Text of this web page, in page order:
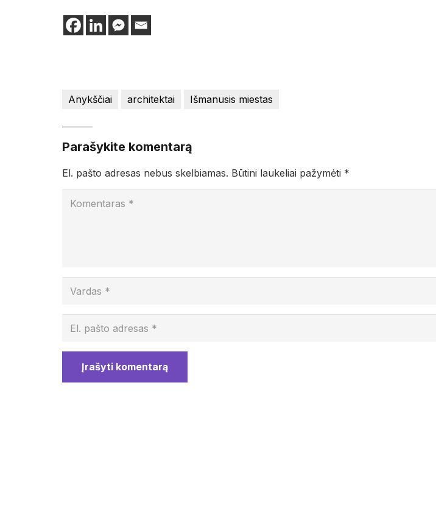
Anykščiai architektai Išmanusis miestas
Parašykite komentarą
El. pašto adresas nebus skelbiamas. Būtini laukeliai pažymėti *
Įrašyti komentarą